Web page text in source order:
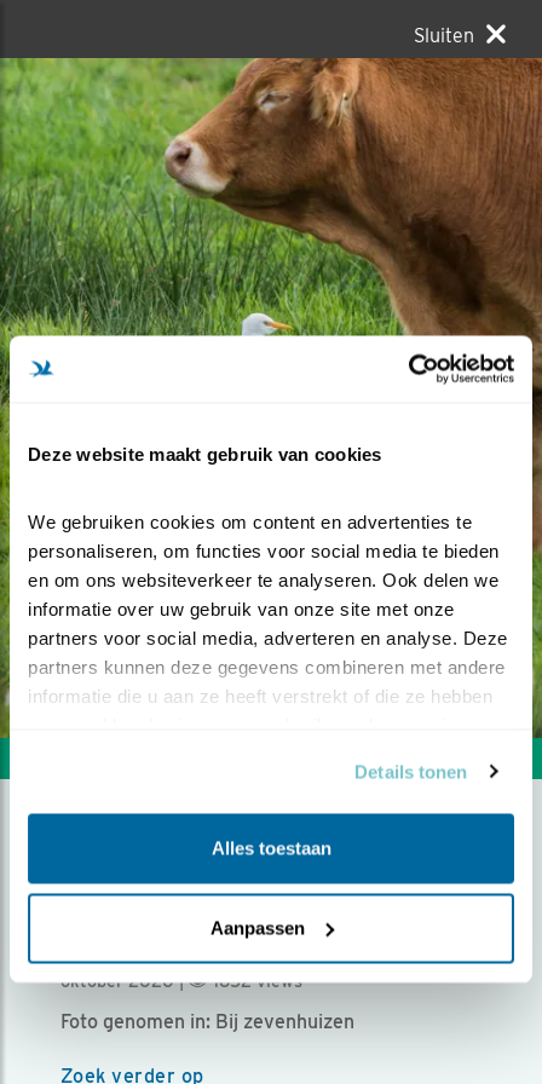
Deze website maakt gebruik van cookies
We gebruiken cookies om content en advertenties te
personaliseren, om functies voor social media te bieden
en om ons websiteverkeer te analyseren. Ook delen we
informatie over uw gebruik van onze site met onze
partners voor social media, adverteren en analyse. Deze
partners kunnen deze gegevens combineren met andere
informatie die u aan ze heeft verstrekt of die ze hebben
Details tonen
Alles toestaan
Aanpassen
Sluiten
REIGER TUSSEN KOEIEN =
KOEREIGER
oktober 2020 |
1652 views
Foto genomen in: Bij zevenhuizen
Zoek verder op